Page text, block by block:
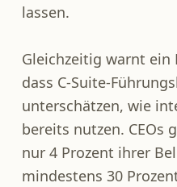
lassen.
Gleichzeitig warnt ein
dass C-Suite-
unterschätzen, wie
bereits nutzen. CEOs
nur 4 Prozent ihrer
mindestens 30